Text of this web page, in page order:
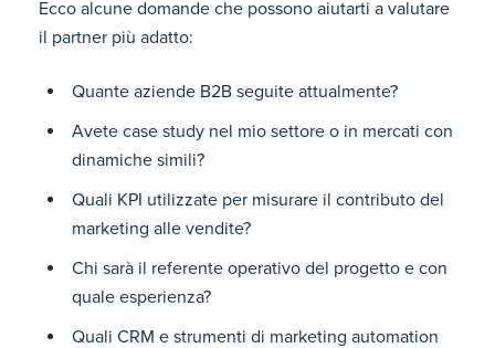
Ecco alcune domande che possono aiutarti a valutare
il partner più adatto:
Quante aziende B2B seguite attualmente?
Avete case study nel mio settore o in mercati con
dinamiche simili?
Quali KPI utilizzate per misurare il contributo del
marketing alle vendite?
Chi sarà il referente operativo del progetto e con
quale esperienza?
Quali CRM e strumenti di marketing automation